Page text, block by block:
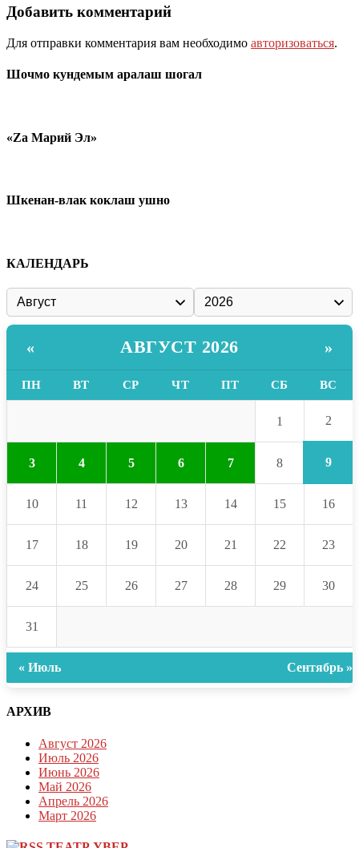
Добавить комментарий
Для отправки комментария вам необходимо авторизоваться.
Шочмо кундемым аралаш шогал
«Zа Марий Эл»
Шкенан-влак коклаш ушно
КАЛЕНДАРЬ
« АВГУСТ 2026 »
ПН ВТ СР ЧТ ПТ СБ ВС
1 2
3 4 5 6 7 8 9
10 11 12 13 14 15 16
17 18 19 20 21 22 23
24 25 26 27 28 29 30
31
« Июль Сентябрь »
АРХИВ
Август 2026
Июль 2026
Июнь 2026
Май 2026
Апрель 2026
Март 2026